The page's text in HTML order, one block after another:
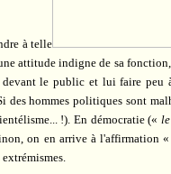
à telle
attitude indigne de sa
le public et lui faire peu
des hommes politiques sont
!). En démocratie («
on en arrive à l'affirmation «